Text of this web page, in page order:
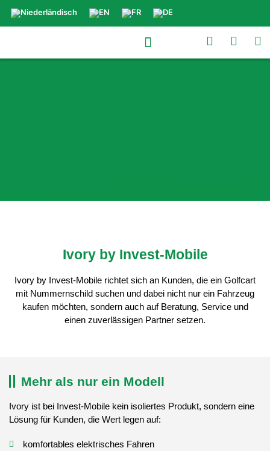
Mobile
Ivory by Invest-Mobile
Ivory by Invest-Mobile richtet sich an Kunden, die ein Golfcart
mit Nummernschild suchen und dabei nicht nur ein Fahrzeug
kaufen möchten, sondern auch auf Beratung, Service und
einen zuverlässigen Partner setzen.
Mehr als nur ein Modell
Ivory ist bei Invest-Mobile kein isoliertes Produkt, sondern eine
Lösung für Kunden, die Wert legen auf:
komfortables elektrisches Fahren